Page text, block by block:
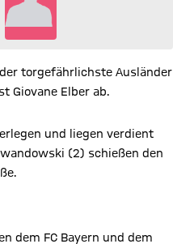
torgefährlichste Ausländer
Giovane Elber ab.
und liegen verdient
(2) schießen den
dem FC Bayern und dem